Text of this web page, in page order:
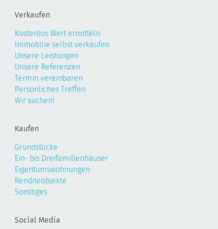
Verkaufen
Kostenlos Wert ermitteln
Immobilie selbst verkaufen
Unsere Leistungen
Unsere Referenzen
Termin vereinbaren
Persönliches Treffen
Wir suchen!
Kaufen
Grundstücke
Ein- bis Dreifamilienhäuser
Eigentumswohnungen
Renditeobjekte
Sonstiges
Social Media